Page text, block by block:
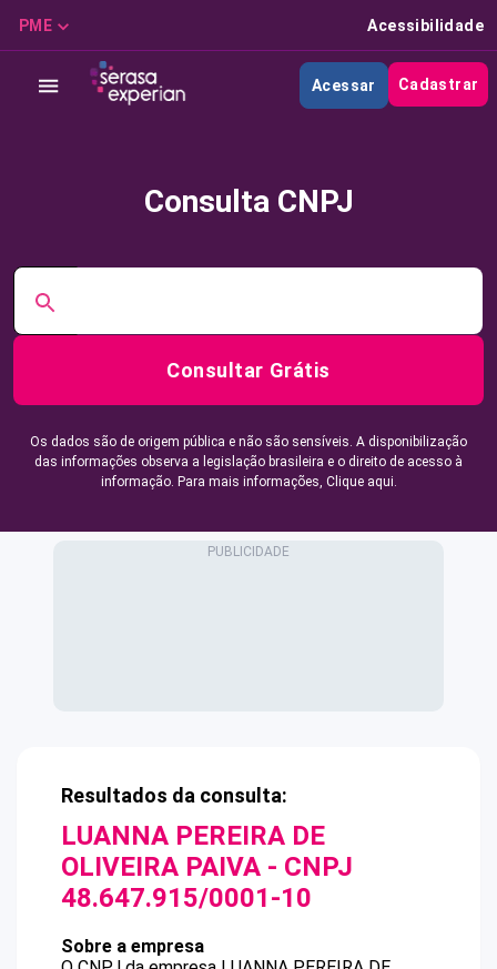
PME Acessibilidade
Acessar Cadastrar
Consulta CNPJ
Consultar Grátis
Os dados são de origem pública e não são sensíveis. A disponibilização
das informações observa a legislação brasileira e o direito de acesso à
informação. Para mais informações, Clique aqui.
Resultados da consulta:
LUANNA PEREIRA DE
OLIVEIRA PAIVA - CNPJ
48.647.915/0001-10
Sobre a empresa